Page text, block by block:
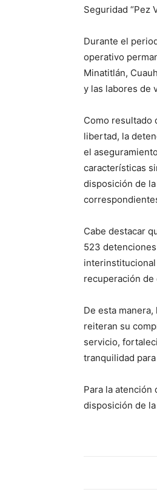
Seguridad “Pez
Durante el
operativo
Minatitlán,
y las labores de
Como resultado
libertad, la
el
características
disposición de
Cabe destacar
523
interinstitucional
recuperación de
De esta
reiteran su
servicio,
tranquilidad
Para la atención
disposición de